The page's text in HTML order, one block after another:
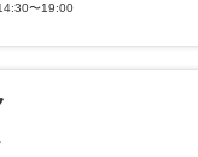
〜19:00